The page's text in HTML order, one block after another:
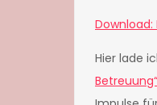
Download:
Hier lade
Betreuung“